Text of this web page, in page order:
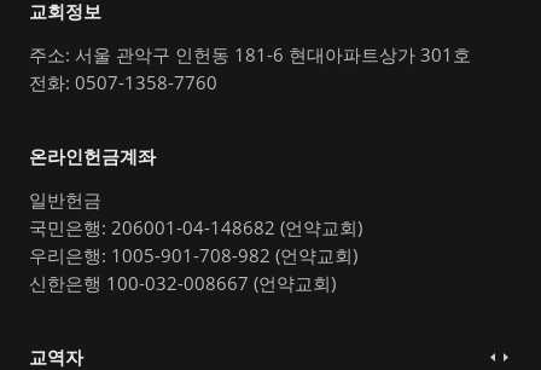
교회정보
주소: 서울 관악구 인헌동 181-6 현대아파트상가 301호
전화: 0507-1358-7760
온라인헌금계좌
일반헌금
국민은행: 206001-04-148682 (언약교회)
우리은행: 1005-901-708-982 (언약교회)
신한은행 100-032-008667 (언약교회)
교역자